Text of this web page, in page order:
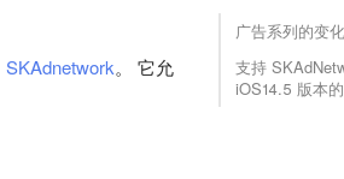
广告系列的变化
支持
iOS14.5 版本
SKAdnetwork。 它允